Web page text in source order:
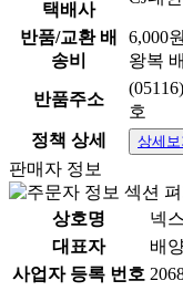
택배사
반품/교환 배
송비
6,000
왕복
반품주소
호
정책 상세
상세보
판매자 정보
상호명
넥
대표자
배
사업자 등록 번호